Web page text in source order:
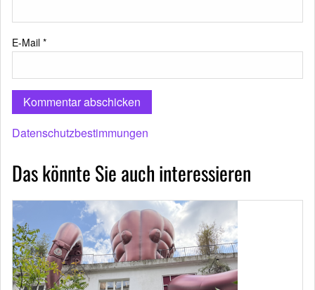
E-Mail *
Datenschutzbestimmungen
Das könnte Sie auch interessieren